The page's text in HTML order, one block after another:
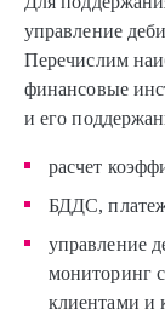
управление
Перечислим
финансовые
и его
расчет
БДДС,
управление
мониторинг
клиентами и